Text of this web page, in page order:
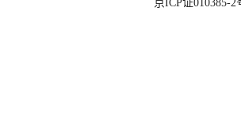
京ICP证010385-2